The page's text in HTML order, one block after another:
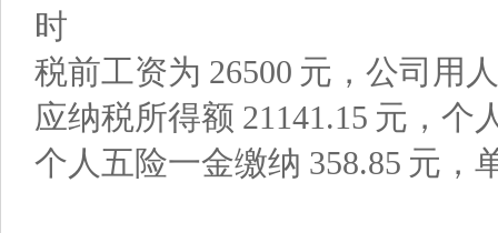
时
税前工资为 26500 元，公司用
应纳税所得额 21141.15 元，个
个人五险一金缴纳 358.85 元，